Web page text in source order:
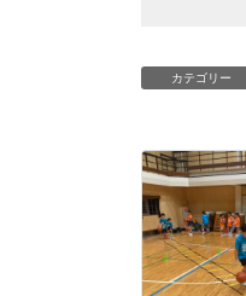
カテゴリー